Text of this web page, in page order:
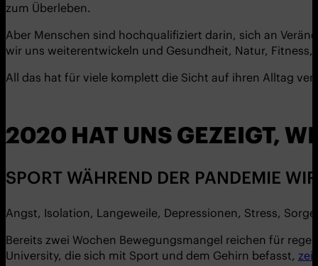
zum Überleben.
Aber Menschen sind hochqualifiziert darin, sich an
wir uns weiterentwickeln und Gesundheit, Natur,
All das hat für viele komplett die Sicht auf ihren Alltag
2020 HAT UNS GEZEIGT,
SPORT WÄHREND DER PANDEMIE
Angst, Isolation, Langeweile, Depressionen, Stress,
Bereits zwei Wochen Bewegungsmangel reichen für
University, die sich mit Sport und dem Gehirn befasst,